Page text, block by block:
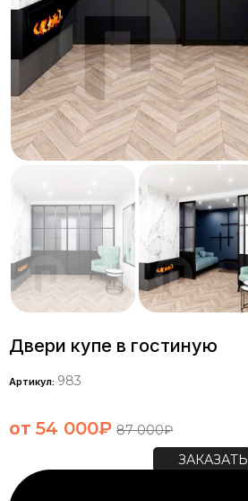
Двери купе в гостиную
Артикул: 983
от 54 000₽ 87 000₽
ЗАКАЗАТЬ